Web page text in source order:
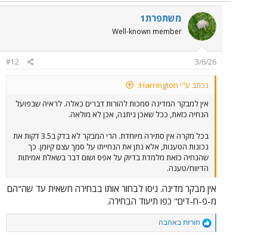
משתפרת1
Well-known member
3/6/26
#12
נכתב ע"י Harrington:
אין למבקר המדינה סמכות להורות דברים כאלה. לראיה שבפועל
הנחיה כזאת, ככל שאכן ניתנה, אכן לא מולאה.
בכל מקרה אין סתירה מיוחדת. הרי המבקר לא בדק ב3.5 דקות את
נכונות הטענות, אלא נתן את הנחייתו על סמך עצם קיומן. כך
שהנחיה כזאת מלמדת בדיוק על אפס ושום דבר בשאלת אמיתות
הדיווח/טענה.
אין מבקר מדינה. ניסו לבחור אותו בבחירה חשאית עד שה"הם
מ-פ-ח-דים" כפו תיעוד הבחירה.
R
e
חורזת באהבה